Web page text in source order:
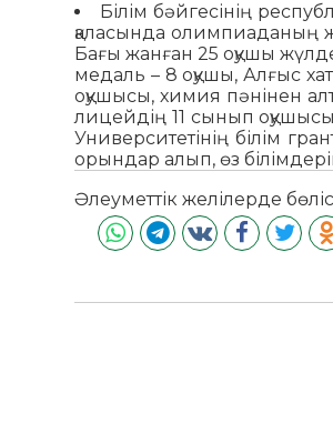
Білім бәйгесінің
қаласында олимпиаданың
Бағы жанған 25 оқушы
медаль – 8 оқушы, Алғыс
оқушысы, химия пәнінен
лицейдің 11 сынып
Университетінің білім
орындар алып, өз
Әлеуметтік желілерде